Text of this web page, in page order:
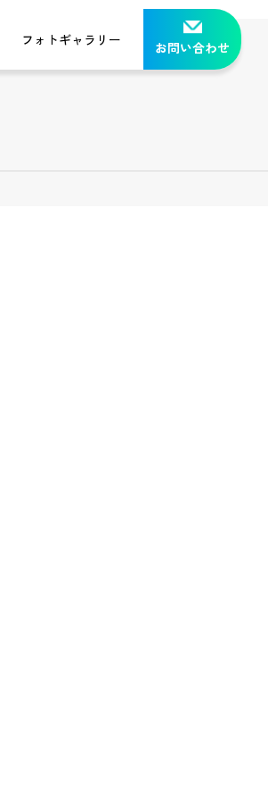
フォトギャラリー お問い合わせ